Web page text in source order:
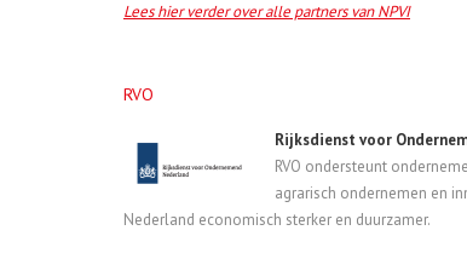
Lees hier verder over alle partners van NPVI
RVO
Rijksdienst voor
RVO ondersteunt
agrarisch ondernemen en
Nederland economisch sterker en duurzamer.